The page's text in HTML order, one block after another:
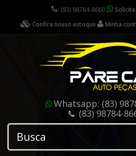
(83) 98784-8660
Confira nosso estoque
Minha
Whatsapp: (83)
(83) 98784-